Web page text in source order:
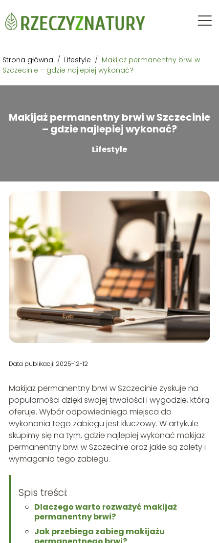
Strona główna / Lifestyle / Makijaż permanentny brwi w
Szczecinie – gdzie najlepiej wykonać?
Makijaż permanentny brwi w Szczecinie
– gdzie najlepiej wykonać?
Lifestyle
Data publikacji: 2025-12-12
Makijaż permanentny brwi w Szczecinie zyskuje na
popularności dzięki swojej trwałości i wygodzie, którą
oferuje. Wybór odpowiedniego miejsca do
wykonania tego zabiegu jest kluczowy. W artykule
skupimy się na tym, gdzie najlepiej wykonać makijaż
permanentny brwi w Szczecinie oraz jakie są zalety i
wymagania tego zabiegu.
Spis treści:
Dlaczego warto rozważyć makijaż
permanentny brwi?
Jak przebiega zabieg makijażu